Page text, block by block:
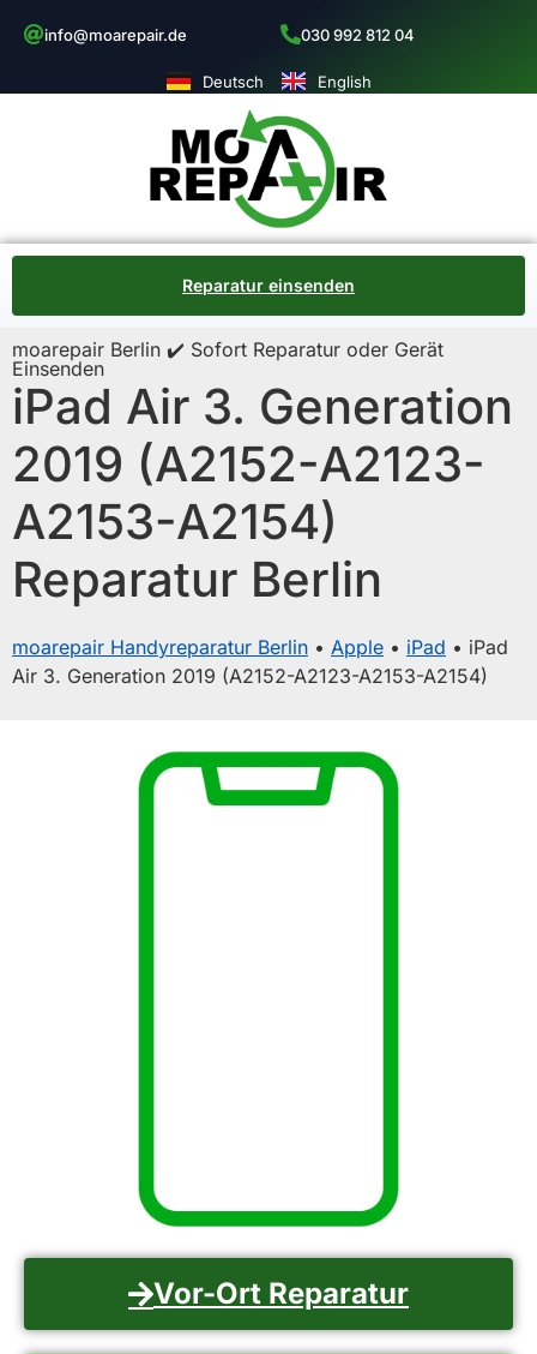
info@moarepair.de 030 992 812 04
Deutsch English
Reparatur einsenden
moarepair Berlin ✔️ Sofort Reparatur oder Gerät
Einsenden
iPad Air 3. Generation
2019 (A2152-A2123-
A2153-A2154)
Reparatur Berlin
moarepair Handyreparatur Berlin • Apple • iPad • iPad
Air 3. Generation 2019 (A2152-A2123-A2153-A2154)
Vor-Ort Reparatur